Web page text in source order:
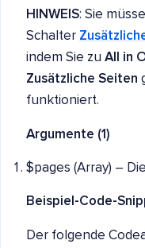
HINWEIS: Sie
Schalter
indem Sie zu All in
Zusätzliche Seiten
funktioniert.
Argumente (1)
$pages (Array) –
Beispiel-Code-
Der folgende